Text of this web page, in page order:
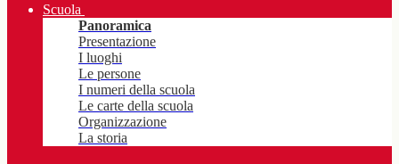
Scuola
Panoramica
Presentazione
I luoghi
Le persone
I numeri della scuola
Le carte della scuola
Organizzazione
La storia